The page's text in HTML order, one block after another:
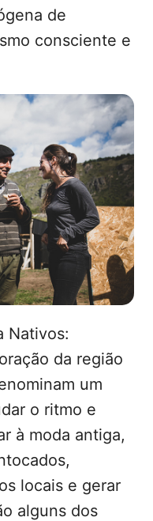
de
consciente e
Nativos:
da região
um
o ritmo e
à moda antiga,
locais e gerar
alguns dos